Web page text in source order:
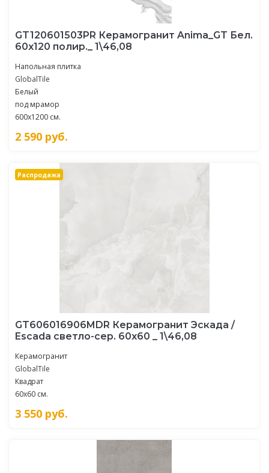
GT120601503PR Керамогранит Anima_GT Бел.
60x120 полир._ 1\46,08
Напольная плитка
GlobalTile
Белый
под мрамор
600x1200 см.
2 590 руб.
Распродажа
GT606016906MDR Керамогранит Эскада /
Escada светло-сер. 60x60 _ 1\46,08
Керамогранит
GlobalTile
Квадрат
60x60 см.
3 550 руб.